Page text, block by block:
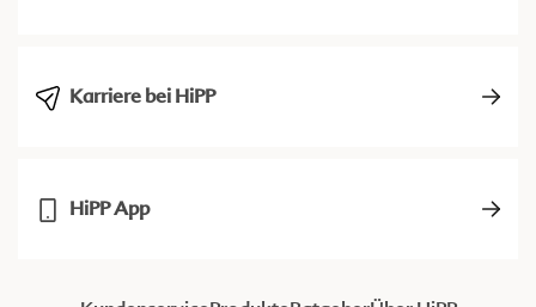
Karriere bei HiPP
HiPP App